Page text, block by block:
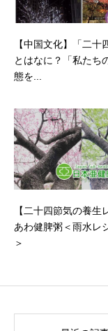
【中国文化】「二十
とはなに？「私たち
態を...
【二十四節気の養生
あわ健脾粥＜雨水レ
＞